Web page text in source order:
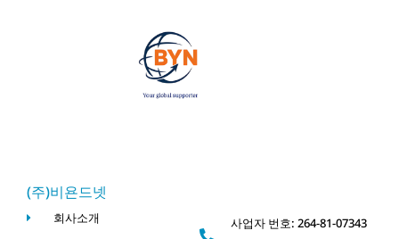
(주)비욘드넷
회사소개
사업자 번호: 264-81-07343